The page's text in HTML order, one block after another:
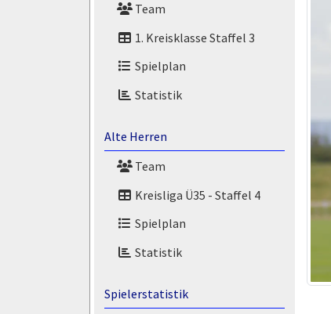
Team
1. Kreisklasse Staffel 3
Spielplan
Statistik
Alte Herren
Team
Kreisliga Ü35 - Staffel 4
Spielplan
Statistik
Spielerstatistik